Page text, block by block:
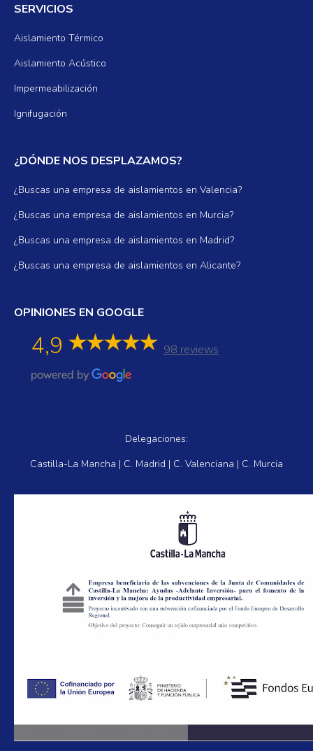
SERVICIOS
Aislamiento Térmico
Aislamiento Acústico
Impermeabilización
Ignifugación
¿DÓNDE NOS DESPLAZAMOS?
¿Buscas una empresa de aislamientos en Valencia?
¿Buscas una empresa de aislamientos en Murcia?
¿Buscas una empresa de aislamientos en Madrid?
¿Buscas una empresa de aislamientos en Alicante?
OPINIONES EN GOOGLE
4,9 98 reviews
Delegaciones:
Castilla-La Mancha | C. Madrid | C. Valenciana | C. Murcia